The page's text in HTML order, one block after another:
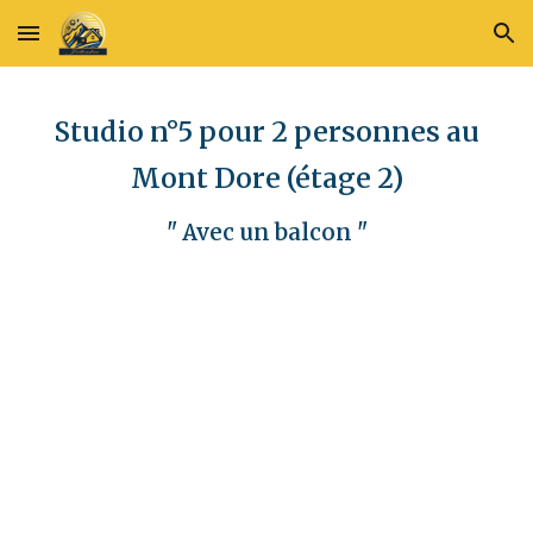
Skip to main content Skip to navigation
Studio n°5 pour 2 personnes au
Mont Dore (étage 2)
" Avec un balcon "